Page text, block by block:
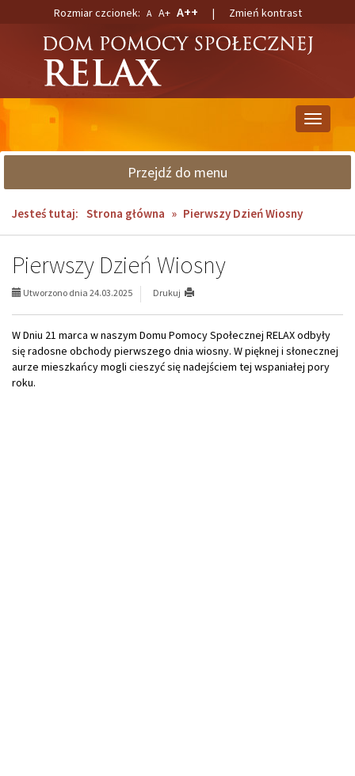
wyszukiwarki
Rozmiar czcionek: A A+ A++ | Zmień kontrast
Przełącz
Przejdź do menu
Jesteś tutaj: Strona główna » Pierwszy Dzień Wiosny
Pierwszy Dzień Wiosny
Utworzono dnia 24.03.2025 Drukuj
W Dniu 21 marca w naszym Domu Pomocy Społecznej RELAX odbyły
się radosne obchody pierwszego dnia wiosny. W pięknej i słonecznej
aurze mieszkańcy mogli cieszyć się nadejściem tej wspaniałej pory
roku.